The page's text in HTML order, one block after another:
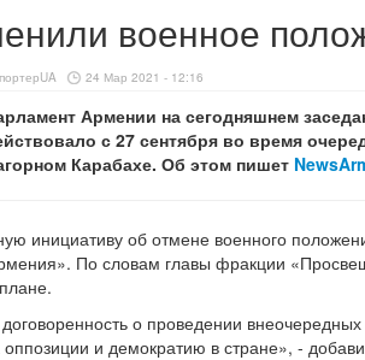
военное
24 Мар 2021 - 12:16
Армении на сегодняшнем
с 27 сентября во время
Карабахе. Об этом пишет
инициативу об отмене военного
По словам главы фракции
о проведении
и демократию в стране», -